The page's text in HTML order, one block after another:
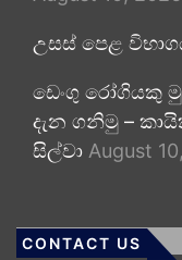
උසස් පෙළ
ඩෙංගු රෝගියකු
දැන ගනිමු –
සිල්වා August
CONTACT US